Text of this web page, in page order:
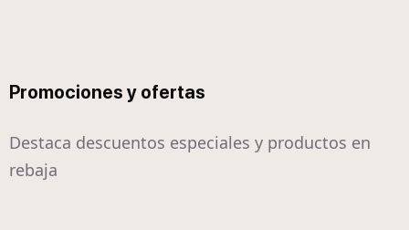
Promociones y ofertas
Destaca descuentos especiales y productos en
rebaja